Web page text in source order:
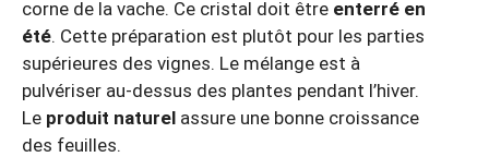
corne de la vache. Ce cristal doit être enterré en
été. Cette préparation est plutôt pour les parties
supérieures des vignes. Le mélange est à
pulvériser au-dessus des plantes pendant l’hiver.
Le produit naturel assure une bonne croissance
des feuilles.